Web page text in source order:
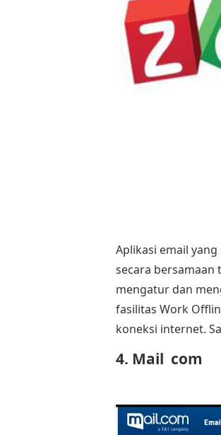
Aplikasi email
secara
mengatur dan
fasilitas Work
koneksi internet.
4. Mail com